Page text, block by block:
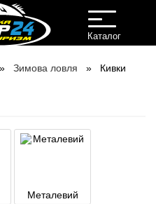
Toggle
navigation
Каталог
Зимова ловля Кивки
Металевий